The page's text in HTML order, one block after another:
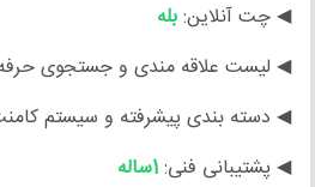
◀ چت آنلاین:بله
◀ لیست علاقه مندی و جستجوی
◀ دسته بندی پیشرفته و سیستم
◀ پشتیبانی فنی:1ساله